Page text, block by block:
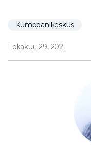
Kumppanikeskus
Lokakuu 29, 2021